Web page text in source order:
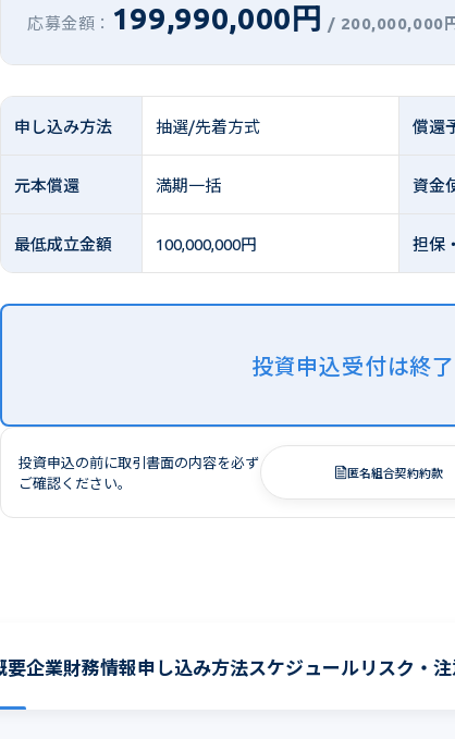
応募金額： 199,990,000円 / 200,000,000
申し込み方法 抽選/先着方式 償還
元本償還 満期一括 資金
最低成立金額 100,000,000円 担保
投資申込受付は終
投資申込の前に取引書面の内容を必ず
ご確認ください。
匿名組合契約約款
要企業財務情報申し込み方法スケジュールリスク・